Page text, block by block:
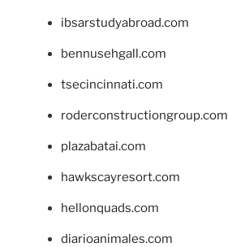
ibsarstudyabroad.com
bennusehgall.com
tsecincinnati.com
roderconstructiongroup.com
plazabatai.com
hawkscayresort.com
hellonquads.com
diarioanimales.com